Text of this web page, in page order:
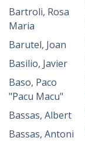
Bartroli, Rosa
Maria
Barutel, Joan
Basilio, Javier
Baso, Paco
"Pacu Macu"
Bassas, Albert
Bassas, Antoni